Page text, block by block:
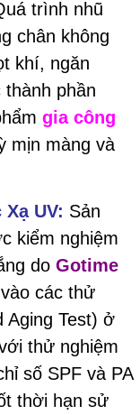
trình nhũ
chân không
khí, ngăn
phần
gia công
mịn màng và
UV: Sản
kiểm nghiệm
do Gotime
các thử
Aging Test) ở
thử nghiệm
số SPF và PA
thời hạn sử